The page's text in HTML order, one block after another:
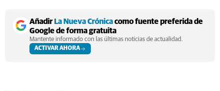
Añadir La Nueva Crónicacomo fuente preferida de
Google de forma gratuita
Mantente informado con las últimas noticias de actualidad.
ACTIVAR AHORA